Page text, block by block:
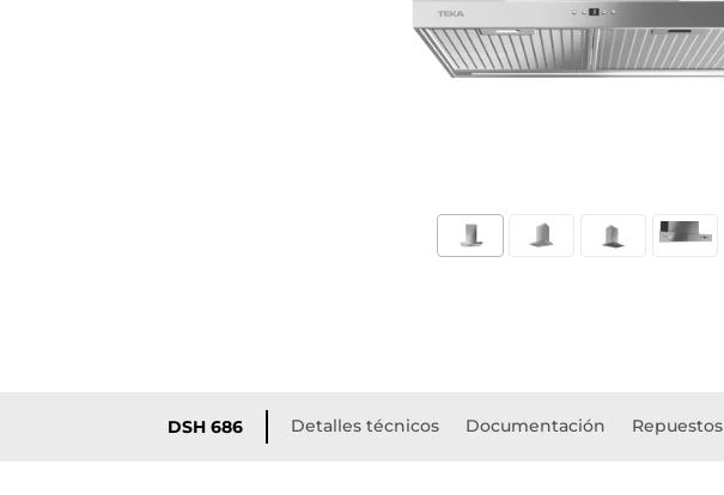
DSH 686 Detalles técnicos Documentación Repuestos